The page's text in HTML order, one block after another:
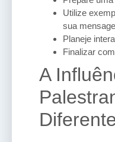
Utilize
sua
Planeje
Finalizar
A